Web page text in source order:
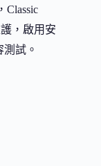
Classic
，啟用安
測試。